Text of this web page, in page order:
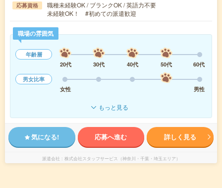
応募資格
職種未経験OK / ブランクOK / 英語力不要
未経験OK！ #初めての派遣歓迎
職場の雰囲気
年齢層
20代
30代 40代 50代
60代
男女比率
女性
男性
もっと見る
気になる! 応募へ進む 詳しく見る
派遣会社 株式会社スタッフサービス（神奈川・千葉・埼玉エリア）